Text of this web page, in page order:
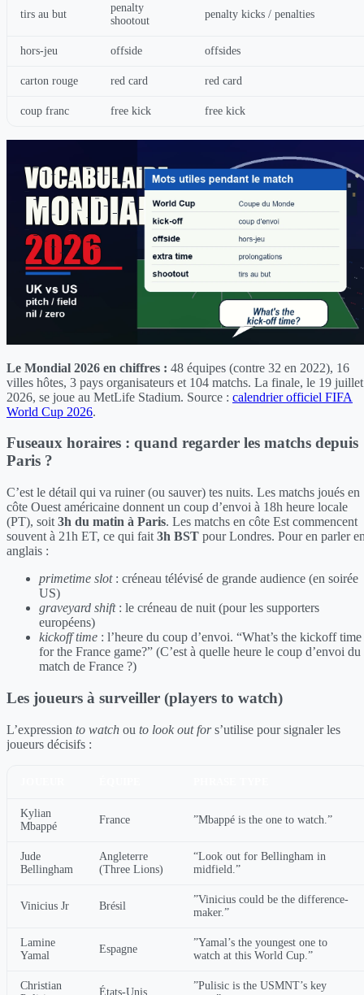
tirs au but
penalty
shootout
penalty kicks / penalties
hors-jeu offside offsides
carton rouge red card red card
coup franc free kick free kick
Le Mondial 2026 en chiffres : 48 équipes (contre 32 en 2022), 16
villes hôtes, 3 pays organisateurs et 104 matchs. La finale, le 19 juillet
2026, se joue au MetLife Stadium. Source : calendrier officiel FIFA
World Cup 2026.
Fuseaux horaires : quand regarder les matchs depuis
Paris ?
C’est le détail qui va ruiner (ou sauver) tes nuits. Les matchs joués en
côte Ouest américaine donnent un coup d’envoi à 18h heure locale
(PT), soit 3h du matin à Paris. Les matchs en côte Est commencent
souvent à 21h ET, ce qui fait 3h BST pour Londres. Pour en parler
anglais :
primetime slot: créneau télévisé de grande audience (en soirée
US)
graveyard shift: le créneau de nuit (pour les supporters
européens)
kickoff time : l’heure du coup d’envoi. “What’s the kickoff time
for the France game?” (C’est à quelle heure le coup d’envoi du
match de France ?)
Les joueurs à surveiller (players to watch)
L’expression to watch ou to look out fors’utilise pour signaler les
joueurs décisifs :
Kylian
Mbappé
France ”Mbappé is the one to watch.”
Jude
Bellingham
Angleterre
(Three Lions)
“Look out for Bellingham in
midfield.”
Vinicius Jr Brésil
”Vinicius could be the difference-
maker.”
Lamine
Yamal
Espagne
”Yamal’s the youngest one to
watch at this World Cup.”
Christian
États-Unis
”Pulisic is the USMNT’s key